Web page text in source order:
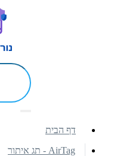
דף הבית
AirTag - תג איתור